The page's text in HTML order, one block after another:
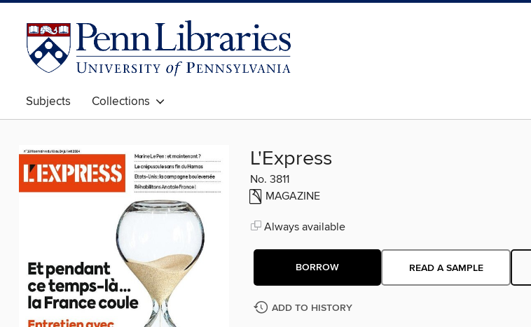
Subjects Collections
L'Express
No. 3811
MAGAZINE
Always available
BORROW READ A SAMPLE
ADD TO HISTORY